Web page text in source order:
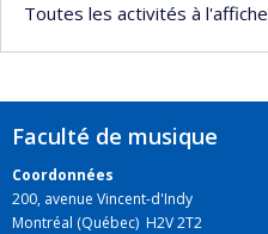
Toutes les activités à l'affiche
Faculté de musique
Coordonnées
200, avenue Vincent-d'Indy
Montréal (Québec) H2V 2T2